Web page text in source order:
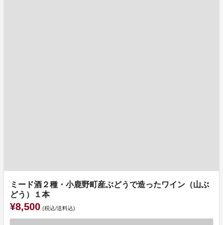
ミード酒２種・小鹿野町産ぶどうで造ったワイン（山ぶ
どう）１本
¥8,500 (税込/送料込)